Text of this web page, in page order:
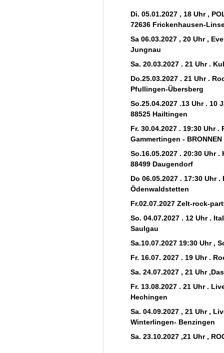
Di. 05.01.2027 , 18 Uhr ,
72636 Frickenhausen-
Sa 06.03.2027 , 20 Uhr ,
Jungnau
Sa. 20.03.2027 . 21 Uhr .
Do.25.03.2027 . 21 Uhr .
Pfullingen-Übersberg
So.25.04.2027 .13 Uhr . 10
88525 Hailtingen
Fr. 30.04.2027 . 19:30 Uhr
Gammertingen - BRONNEN
So.16.05.2027 . 20:30 Uhr
88499 Daugendorf
Do 06.05.2027 . 17:30 Uhr
Ödenwaldstetten
Fr.02.07.2027 Zelt-rock-
So. 04.07.2027 . 12 Uhr .
Saulgau
Sa.10.07.2027 19:30 Uhr ,
Fr. 16.07. 2027 . 19 Uhr .
Sa. 24.07.2027 , 21 Uhr
Fr. 13.08.2027 . 21 Uhr .
Hechingen
Sa. 04.09.2027 , 21 Uhr ,
Winterlingen- Benzingen
Sa. 23.10.2027 ,21 Uhr ,